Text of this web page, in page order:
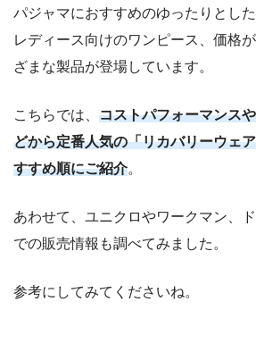
パジャマにおすすめのゆったりとし
レディース向けのワンピース、価格
ざまな製品が登場しています。
こちらでは、 コストパフォーマンス
どから定番人気の「リカバリーウェ
すすめ順にご紹介。
あわせて、ユニクロやワークマン、
での販売情報も調べてみました。
参考にしてみてくださいね。